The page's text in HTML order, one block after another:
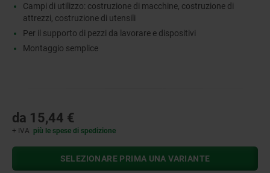
Campi di utilizzo: costruzione di macchine, costruzione di
attrezzi, costruzione di utensili
Per il supporto di pezzi da lavorare e dispositivi
Montaggio semplice
da 15,44 €
+ IVA più le spese di spedizione
SELEZIONARE PRIMA UNA VARIANTE